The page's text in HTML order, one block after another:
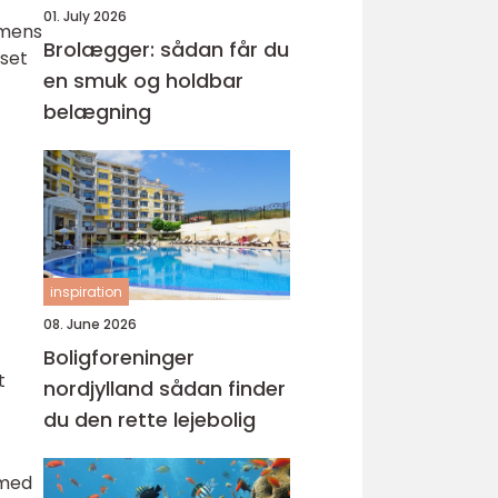
01. July 2026
Brolægger: sådan får du
en smuk og holdbar
belægning
inspiration
08. June 2026
Boligforeninger
nordjylland sådan finder
du den rette lejebolig